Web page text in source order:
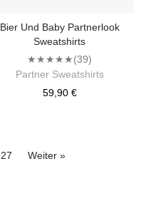
Bier Und Baby Partnerlook
Sweatshirts
★★★★★(39)
Partner Sweatshirts
59,90 €
27 Weiter »